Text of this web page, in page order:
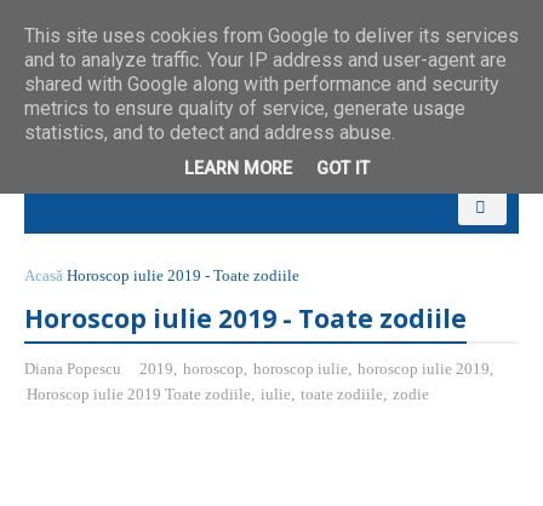
Acasă Horoscop iulie 2019 - Toate zodiile
Horoscop iulie 2019 - Toate zodiile
Diana Popescu 2019, horoscop, horoscop iulie, horoscop iulie 2019,
Horoscop iulie 2019 Toate zodiile, iulie, toate zodiile, zodie
This site uses cookies from Google to deliver its services
and to analyze traffic. Your IP address and user-agent are
shared with Google along with performance and security
metrics to ensure quality of service, generate usage
statistics, and to detect and address abuse.
LEARN MORE GOT IT